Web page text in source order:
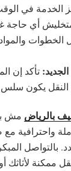
في
أي حاجة
الخطوات
تأكد إن
النقل يكون
بالرياض مش
واحترافية مع
بالتواصل
ممكنة لأثاثك